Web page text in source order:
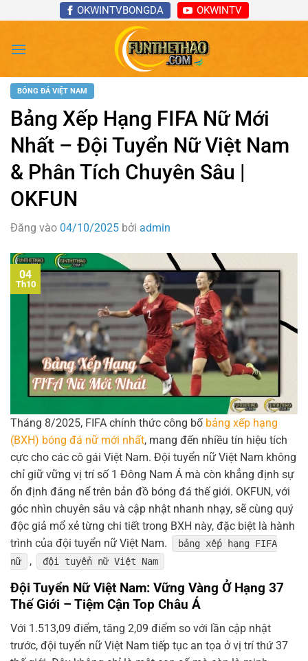
nội
OKWINTVBONGDA OKWINTV
BÓNG ĐÁ VIỆT NAM
Bảng Xếp Hạng FIFA Nữ Mới
Nhất – Đội Tuyển Nữ Việt Nam
& Phân Tích Chuyên Sâu |
OKFUN
Đăng vào 04/10/2025 bởi admin
04
Th10
Tháng 8/2025, FIFA chính thức công bốbảng xếp hạng
(BXH) bóng đá nữ mới nhất, mang đến nhiều tín hiệu tích
cực cho các cô gái Việt Nam. Đội tuyển nữ Việt Nam không
chỉ giữ vững vị trí số 1 Đông Nam Á mà còn khẳng định sự
ổn định đáng nể trên bản đồ bóng đá thế giới. OKFUN, với
góc nhìn chuyên sâu và cập nhật nhanh nhạy, sẽ cùng quý
độc giả mổ xẻ từng chi tiết trong BXH này, đặc biệt là hành
trình của đội tuyển nữ Việt Nam.
bảng xếp hạng FIFA
nữ
, đội tuyển nữ Việt Nam
Đội Tuyển Nữ Việt Nam: Vững Vàng Ở Hạng 37
Thế Giới – Tiệm Cận Top Châu Á
Với 1.513,09 điểm, tăng 2,09 điểm so với lần cập nhật
trước, đội tuyển nữ Việt Nam tiếp tục an tọa ở vị trí thứ 37